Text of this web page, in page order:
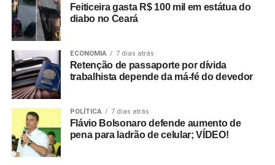
Feiticeira gasta R$ 100 mil em estátua do
diabo no Ceará
ECONOMIA 7 dias atrás
Retenção de passaporte por dívida
trabalhista depende da má-fé do devedor
POLÍTICA 7 dias atrás
Flávio Bolsonaro defende aumento de
pena para ladrão de celular; VÍDEO!